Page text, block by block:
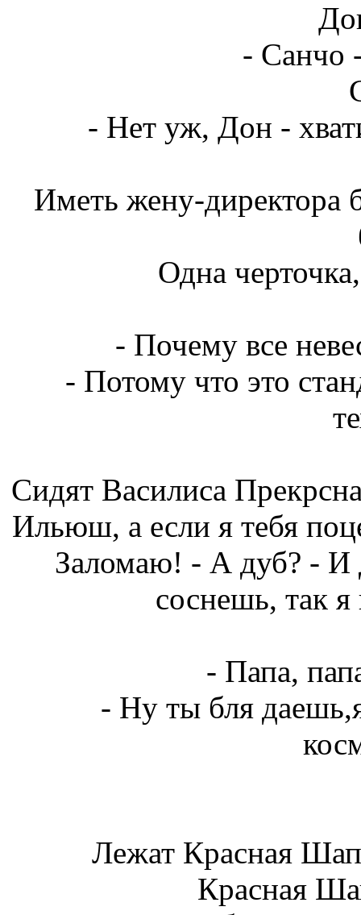
- Санчо
- Нет уж, Дон -
Иметь жену-директора
Одна
- Почему все
- Потому что это
Сидят Василиса
Ильюш, а если я тебя
Заломаю! - А дуб? - И
соснешь, так
- Папа,
- Ну ты бля
Лежат Красная
Красная